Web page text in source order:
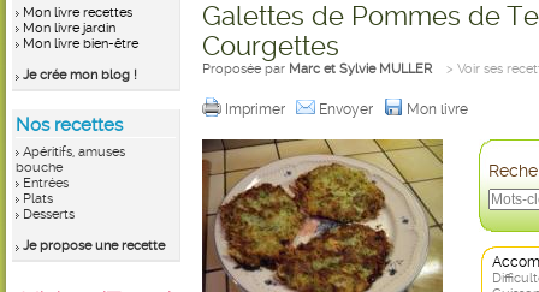
Mon livre recettes
Mon livre jardin
Mon livre bien-être
Je crée mon blog !
Nos recettes
Apéritifs, amuses
bouche
Entrées
Plats
Desserts
Je propose une recette
Galettes de Pommes de
Courgettes
Proposée par Marc et Sylvie MULLER > Voir ses
Imprimer Envoyer Mon livre